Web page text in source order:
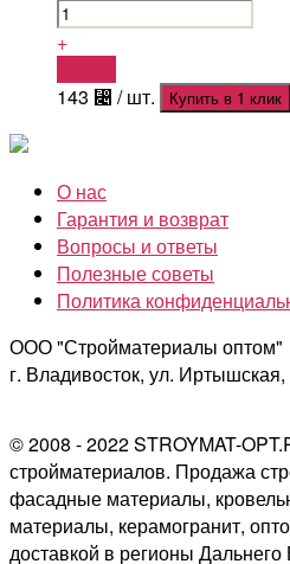
+
143 ⃄ / шт. Купить в 1 клик
О нас
Гарантия и возврат
Вопросы и ответы
Полезные советы
Политика
ООО "Стройматериалы оптом"
г. Владивосток, ул. Иртышская,
© 2008 - 2022 STROYMAT-
стройматериалов. Продажа
фасадные материалы,
материалы, керамогранит,
доставкой в регионы Дальнего